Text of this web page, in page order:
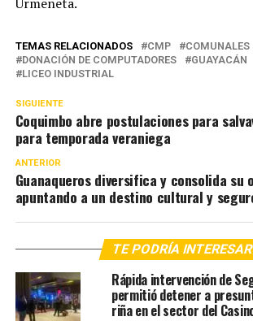
TEMAS RELACIONADOS CMP COMUNALES
DONACIÓN DE COMPUTADORES
GUAYACÁN
LICEO INDUSTRIAL
SIGUIENTE
Coquimbo abre postulaciones para
para temporada veraniega
ANTERIOR
Guanaqueros diversifica y consolida
apuntando a un destino cultural y
TE PODRÍA INTERESAR
Rápida intervención de
permitió detener a
riña en el sector del